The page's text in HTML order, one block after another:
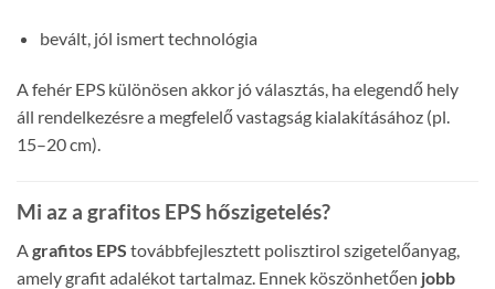
bevált, jól ismert technológia
A fehér EPS különösen akkor jó választás, ha elegendő hely
áll rendelkezésre a megfelelő vastagság kialakításához (pl.
15–20 cm).
Mi az a grafitos EPS hőszigetelés?
A grafitos EPS továbbfejlesztett polisztirol szigetelőanyag,
amely grafit adalékot tartalmaz. Ennek köszönhetően jobb